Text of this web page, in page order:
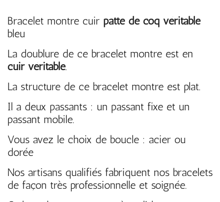
Bracelet montre cuir patte de coq véritable
bleu
La doublure de ce bracelet montre est en
cuir véritable.
La structure de ce bracelet montre est plat.
Il a deux passants : un passant fixe et un
passant mobile.
Vous avez le choix de boucle : acier ou
dorée
Nos artisans qualifiés fabriquent nos bracelets
de façon très professionnelle et soignée.